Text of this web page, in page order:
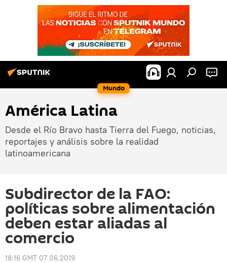
Mundo
América Latina
Desde el Río Bravo hasta Tierra del Fuego, noticias,
reportajes y análisis sobre la realidad
latinoamericana
Subdirector de la FAO:
políticas sobre alimentación
deben estar aliadas al
comercio
18:16 GMT 07.06.2019